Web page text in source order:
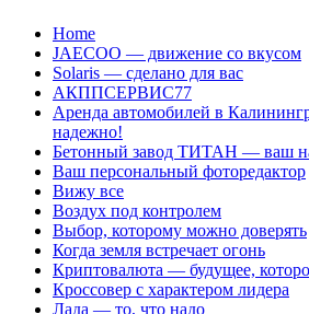
Перейти
содержанию
Home
JAECOO — движение со вкусом
Solaris — сделано для вас
АКППСЕРВИС77
Аренда автомобилей в
надежно!
Бетонный завод ТИТАН — ваш
Ваш персональный фоторедактор
Вижу все
Воздух под контролем
Выбор, которому можно доверять
Когда земля встречает огонь
Криптовалюта — будущее,
Кроссовер с характером лидера
Лада — то, что надо